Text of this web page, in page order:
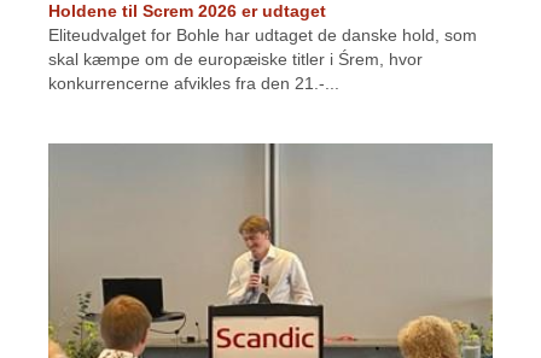
Holdene til Screm 2026 er udtaget
Eliteudvalget for Bohle har udtaget de danske hold, som
skal kæmpe om de europæiske titler i Śrem, hvor
konkurrencerne afvikles fra den 21.-...